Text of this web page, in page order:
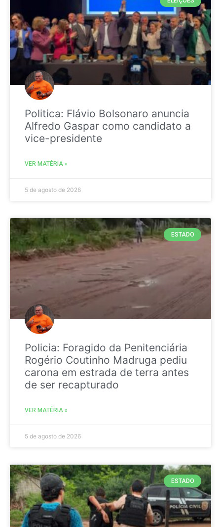
Politica: Flávio Bolsonaro anuncia
Alfredo Gaspar como candidato a
vice-presidente
VER MATÉRIA »
5 de agosto de 2026
ESTADO
Policia: Foragido da Penitenciária
Rogério Coutinho Madruga pediu
carona em estrada de terra antes
de ser recapturado
VER MATÉRIA »
5 de agosto de 2026
ESTADO